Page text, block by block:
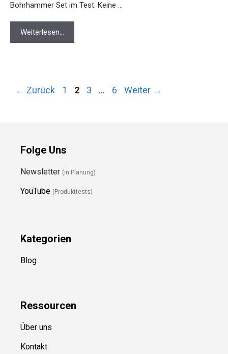
Bohrhammer Set im Test. Keine …
Weiterlesen…
← Zurück Seite
1 Seite
2 Seite
3 … Seite
6 Weiter →
Folge Uns
Newsletter (in Planung)
YouTube (Produkttests)
Kategorien
Blog
Ressourcen
Über uns
Kontakt